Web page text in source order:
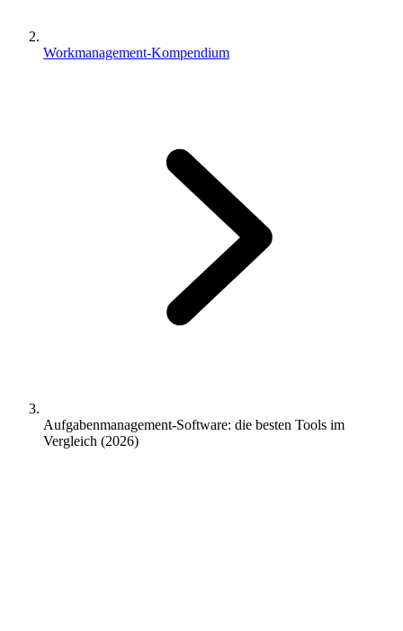
Workmanagement-Kompendium
Aufgabenmanagement-Software: die besten Tools im
Vergleich (2026)